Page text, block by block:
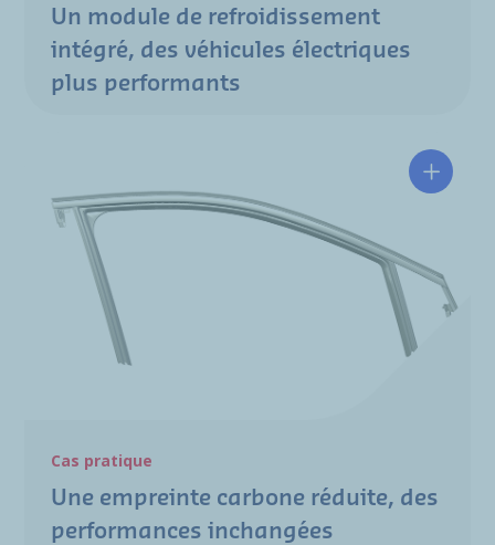
Un module de refroidissement
intégré, des véhicules électriques
plus performants
Une
Cas pratique
Une empreinte carbone réduite, des
performances inchangées